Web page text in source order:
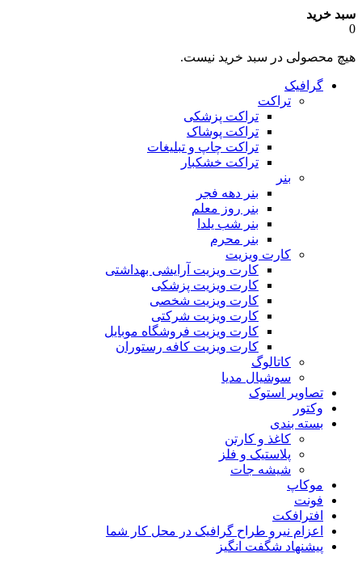
سبد خرید
0
هیچ محصولی در سبد خرید نیست.
گرافیک
تراکت
تراکت پزشکی
تراکت پوشاک
تراکت چاپ و تبلیغات
تراکت خشکبار
بنر
بنر دهه فجر
بنر روز معلم
بنر شب یلدا
بنر محرم
کارت ویزیت
کارت ویزیت آرایشی بهداشتی
کارت ویزیت پزشکی
کارت ویزیت شخصی
کارت ویزیت شرکتی
کارت ویزیت فروشگاه موبایل
کارت ویزیت کافه رستوران
کاتالوگ
سوشیال مدیا
تصاویر استوک
وکتور
بسته بندی
کاغذ و کارتن
پلاستیک و فلز
شیشه جات
موکاپ
فونت
افترافکت
اعزام نیرو طراح گرافیک در محل کار شما
پیشنهاد شگفت انگیز